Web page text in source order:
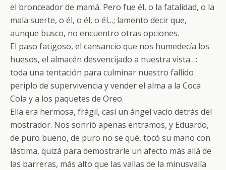
el bronceador de mamá. Pero fue él, o la fatalidad, o la
mala suerte, o él, o él, o él…; lamento decir que,
aunque busco, no encuentro otras opciones.
El paso fatigoso, el cansancio que nos humedecía los
huesos, el almacén desvencijado a nuestra vista…:
toda una tentación para culminar nuestro fallido
periplo de supervivencia y vender el alma a la Coca
Cola y a los paquetes de Oreo.
Ella era hermosa, frágil, casi un ángel vacío detrás del
mostrador. Nos sonrió apenas entramos, y Eduardo,
de puro bueno, de puro no se qué, tocó su mano con
lástima, quizá para demostrarle un afecto más allá de
las barreras, más alto que las vallas de la minusvalía